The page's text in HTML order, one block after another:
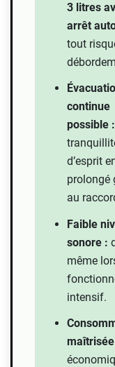
3 litres
arrêt
tout
continue
possible :
d’esprit
prolongé
au
Faible
sonore :
même
intensif.